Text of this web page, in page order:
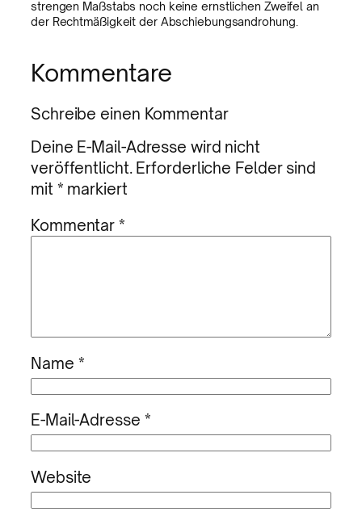
strengen Maßstabs noch keine ernstlichen Zweifel an
der Rechtmäßigkeit der Abschiebungsandrohung.
Kommentare
Schreibe einen Kommentar
Deine E-Mail-Adresse wird nicht
veröffentlicht. Erforderliche Felder sind
mit * markiert
Kommentar*
Name *
E-Mail-Adresse *
Website